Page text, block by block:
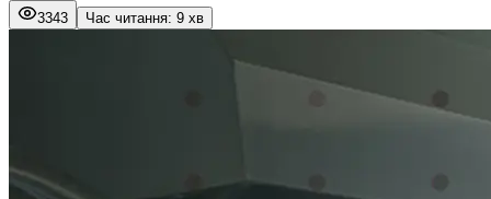
3343 Час читання: 9 хв